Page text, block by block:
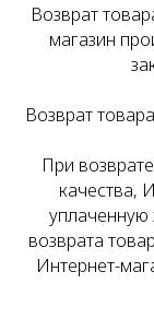
Возврат
магазин
Возврат
При
качества,
уплаченную
возврата
Интернет-